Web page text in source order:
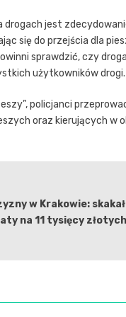
jest
się do przejścia dla
sprawdzić, czy
użytkowników drogi.
policjanci
oraz kierujących w
w Krakowie: skakał
na 11 tysięcy złotych